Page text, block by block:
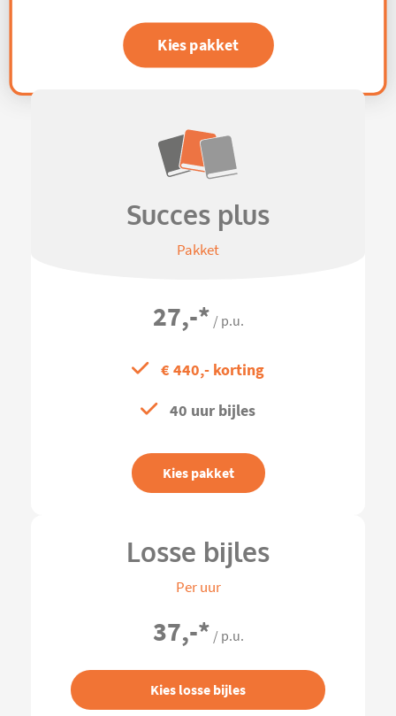
Kies pakket
Succes plus
Pakket
27,-* / p.u.
€ 440,- korting
40 uur bijles
Kies pakket
Losse bijles
Per uur
37,-* / p.u.
Kies losse bijles